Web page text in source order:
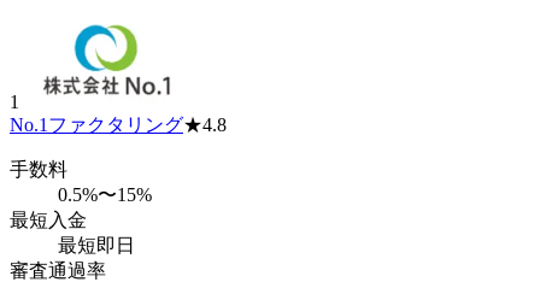
1
No.1ファクタリング★4.8
手数料
0.5%〜15%
最短入金
最短即日
審査通過率